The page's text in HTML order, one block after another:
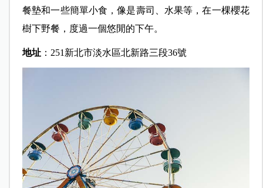
餐墊和一些簡單小食，像是壽司、水果等，在一棵櫻花
樹下野餐，度過一個悠閒的下午。
地址：251新北市淡水區北新路三段36號